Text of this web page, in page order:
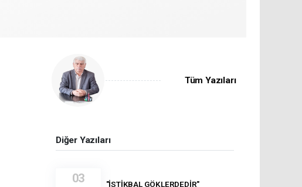
Tüm Yazıları
Diğer Yazıları
03 "İSTİKBAL GÖKLERDEDİR"